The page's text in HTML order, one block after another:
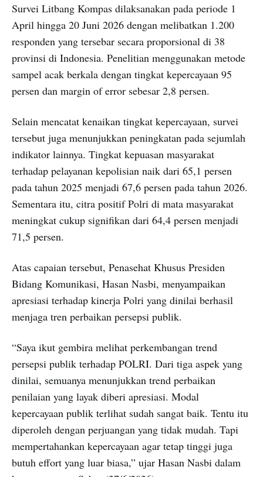
Survei Litbang Kompas dilaksanakan pada periode 1
April hingga 20 Juni 2026 dengan melibatkan 1.200
responden yang tersebar secara proporsional di 38
provinsi di Indonesia. Penelitian menggunakan metode
sampel acak berkala dengan tingkat kepercayaan 95
persen dan margin of error sebesar 2,8 persen.
Selain mencatat kenaikan tingkat kepercayaan, survei
tersebut juga menunjukkan peningkatan pada sejumlah
indikator lainnya. Tingkat kepuasan masyarakat
terhadap pelayanan kepolisian naik dari 65,1 persen
pada tahun 2025 menjadi 67,6 persen pada tahun 2026.
Sementara itu, citra positif Polri di mata masyarakat
meningkat cukup signifikan dari 64,4 persen menjadi
71,5 persen.
Atas capaian tersebut, Penasehat Khusus Presiden
Bidang Komunikasi, Hasan Nasbi, menyampaikan
apresiasi terhadap kinerja Polri yang dinilai berhasil
menjaga tren perbaikan persepsi publik.
“Saya ikut gembira melihat perkembangan trend
persepsi publik terhadap POLRI. Dari tiga aspek yang
dinilai, semuanya menunjukkan trend perbaikan
penilaian yang layak diberi apresiasi. Modal
kepercayaan publik terlihat sudah sangat baik. Tentu itu
diperoleh dengan perjuangan yang tidak mudah. Tapi
mempertahankan kepercayaan agar tetap tinggi juga
butuh effort yang luar biasa,” ujar Hasan Nasbi dalam